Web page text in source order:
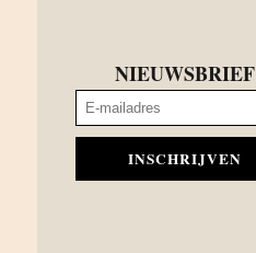
NIEUWSBRIEF
INSCHRIJVEN